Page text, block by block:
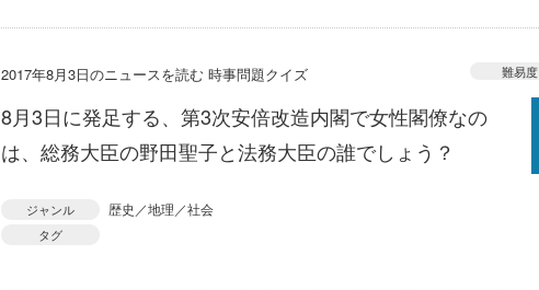
2017年8月3日のニュースを読む 時事問題クイズ 難易度
8月3日に発足する、第3次安倍改造内閣で女性閣僚なの
は、総務大臣の野田聖子と法務大臣の誰でしょう？
ジャンル 歴史／地理／社会
タグ